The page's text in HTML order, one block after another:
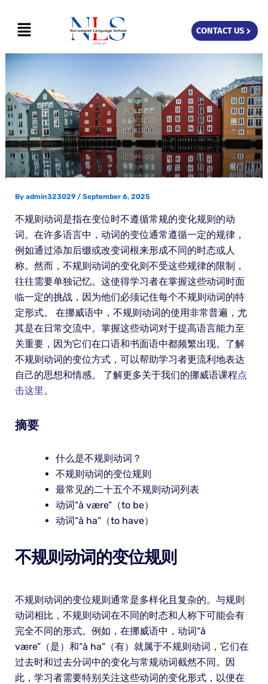
content
Menu CONTACT US
By admin323029 / September 6, 2025
不规则动词是指在变位时不遵循常规的变化规则的动
词。在许多语言中，动词的变位通常遵循一定的规律，
例如通过添加后缀或改变词根来形成不同的时态或人
称。然而，不规则动词的变化则不受这些规律的限制，
往往需要单独记忆。这使得学习者在掌握这些动词时面
临一定的挑战，因为他们必须记住每个不规则动词的特
定形式。 在挪威语中，不规则动词的使用非常普遍，尤
其是在日常交流中。掌握这些动词对于提高语言能力至
关重要，因为它们在口语和书面语中都频繁出现。了解
不规则动词的变位方式，可以帮助学习者更流利地表达
自己的思想和情感。 了解更多关于我们的挪威语课程点
击这里。
摘要
什么是不规则动词？
不规则动词的变位规则
最常见的二十五个不规则动词列表
动词“å være”（to be）
动词“å ha”（to have）
不规则动词的变位规则
不规则动词的变位规则通常是多样化且复杂的。与规则
动词相比，不规则动词在不同的时态和人称下可能会有
完全不同的形式。例如，在挪威语中，动词“å
være”（是）和“å ha”（有）就属于不规则动词，它们在
过去时和过去分词中的变化与常规动词截然不同。因
此，学习者需要特别关注这些动词的变化形式，以便在